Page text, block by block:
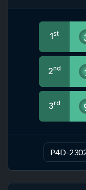
1st
2nd
3rd
P4D-